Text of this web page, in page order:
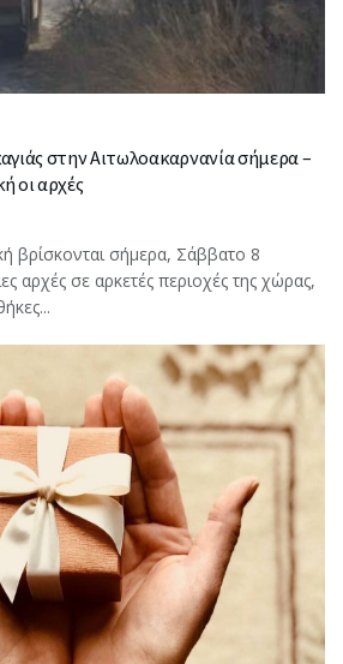
στην Αιτωλοακαρνανία σήμερα –
οι αρχές
βρίσκονται σήμερα, Σάββατο 8
αρχές σε αρκετές περιοχές της χώρας,